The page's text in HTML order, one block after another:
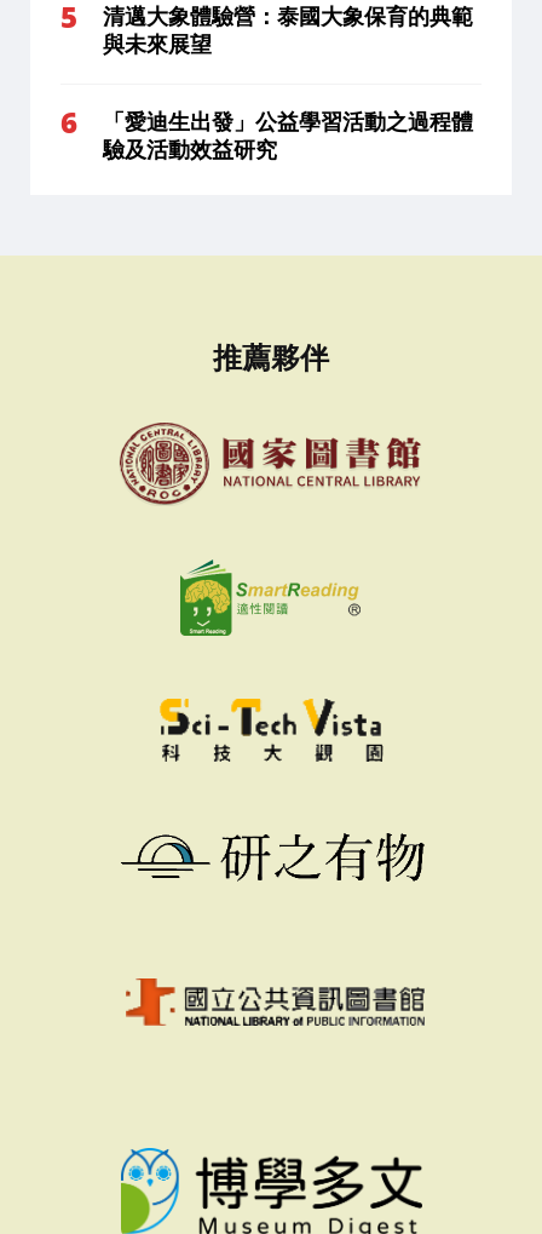
清邁大象體驗營：泰國大象保育的典範
與未來展望
「愛迪生出發」公益學習活動之過程體
驗及活動效益研究
推薦夥伴